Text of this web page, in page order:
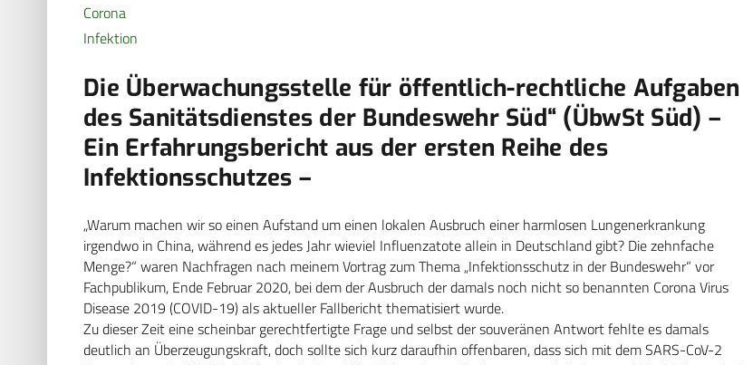
Corona
Infektion
Die Überwachungsstelle für öffentlich-rechtliche Aufgaben
des Sanitätsdienstes der Bundeswehr Süd“ (ÜbwSt Süd) –
Ein Erfahrungsbericht aus der ersten Reihe des
Infektionsschutzes –
„Warum machen wir so einen Aufstand um einen lokalen Ausbruch einer harmlosen Lungenerkrankung
irgendwo in China, während es jedes Jahr wieviel Influenzatote allein in Deutschland gibt? Die zehnfache
Menge?“ waren Nachfragen nach meinem Vortrag zum Thema „Infektionsschutz in der Bundeswehr“ vor
Fachpublikum, Ende Februar 2020, bei dem der Ausbruch der damals noch nicht so benannten Corona Virus
Disease 2019 (COVID-19) als aktueller Fallbericht thematisiert wurde.
Zu dieser Zeit eine scheinbar gerechtfertigte Frage und selbst der souveränen Antwort fehlte es damals
deutlich an Überzeugungskraft, doch sollte sich kurz daraufhin offenbaren, dass sich mit dem SARS-CoV-2